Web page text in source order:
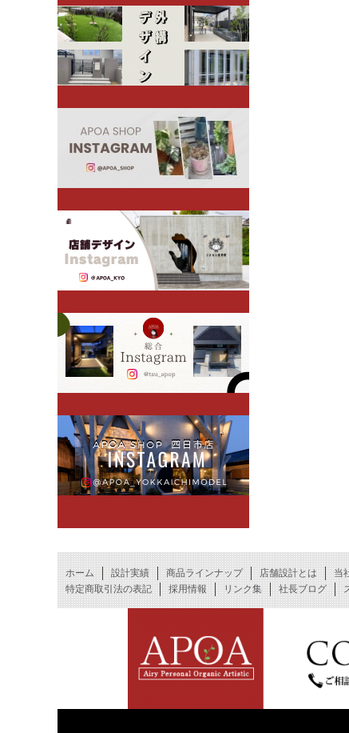
ホーム 設計実績 商品ラインナップ 店舗設計とは 当
特定商取引法の表記
採用情報 リンク集 社長ブログ